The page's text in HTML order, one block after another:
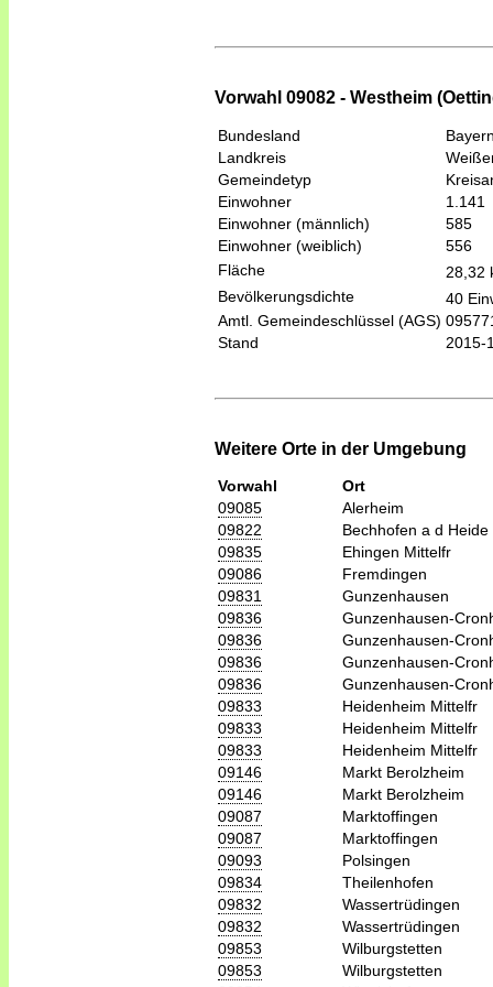
Vorwahl 09082 - Westheim
Bundesland
Landkreis
Gemeindetyp
Einwohner
1.141
Einwohner (männlich)
585
Einwohner (weiblich)
556
Fläche
28,32
Bevölkerungsdichte
40
Amtl. Gemeindeschlüssel (AGS)
Stand
2015-
Weitere Orte in der Umgebung
Vorwahl
Ort
09085
Alerheim
09822
Bechhofen a d Heide
09835
Ehingen Mittelfr
09086
Fremdingen
09831
Gunzenhausen
09836
Gunzenhausen-
09836
Gunzenhausen-
09836
Gunzenhausen-
09836
Gunzenhausen-
09833
Heidenheim Mittelfr
09833
Heidenheim Mittelfr
09833
Heidenheim Mittelfr
09146
Markt Berolzheim
09146
Markt Berolzheim
09087
Marktoffingen
09087
Marktoffingen
09093
Polsingen
09834
Theilenhofen
09832
Wassertrüdingen
09832
Wassertrüdingen
09853
Wilburgstetten
09853
Wilburgstetten